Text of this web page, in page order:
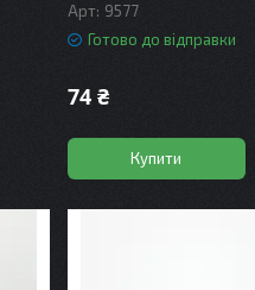
9577
Готово до відправки
74 ₴
Купити